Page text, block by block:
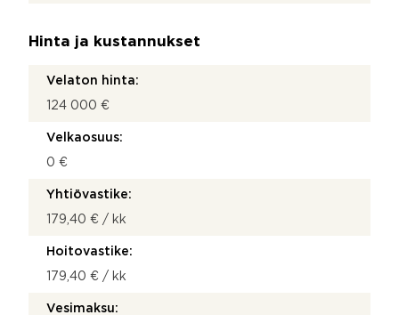
Hinta ja kustannukset
Velaton hinta:
124 000 €
Velkaosuus:
0 €
Yhtiövastike:
179,40 € / kk
Hoitovastike:
179,40 € / kk
Vesimaksu: